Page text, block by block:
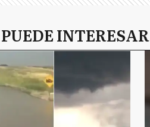
INTERESAR